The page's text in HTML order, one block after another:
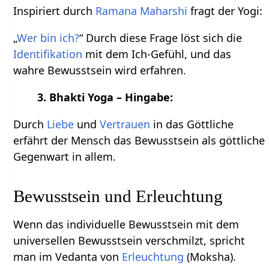
Inspiriert durch Ramana Maharshi fragt der Yogi:
„Wer bin ich?“ Durch diese Frage löst sich die
Identifikation mit dem Ich-Gefühl, und das
wahre Bewusstsein wird erfahren.
3. Bhakti Yoga – Hingabe:
Durch Liebe undVertrauen in das Göttliche
erfährt der Mensch das Bewusstsein als göttliche
Gegenwart in allem.
Bewusstsein und Erleuchtung
Wenn das individuelle Bewusstsein mit dem
universellen Bewusstsein verschmilzt, spricht
man im Vedanta von Erleuchtung (Moksha).